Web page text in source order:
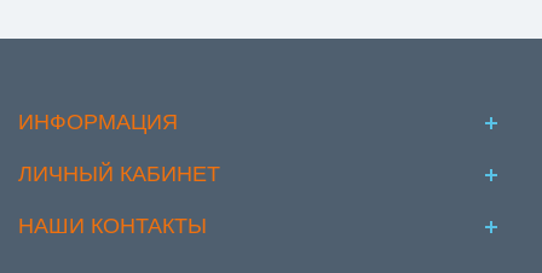
ИНФОРМАЦИЯ
ЛИЧНЫЙ КАБИНЕТ
НАШИ КОНТАКТЫ